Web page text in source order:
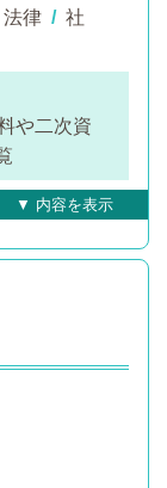
律 / 社
や二次資